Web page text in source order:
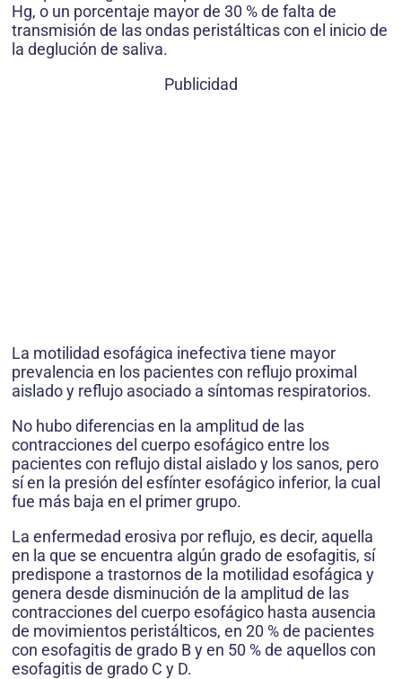
Hg, o un porcentaje mayor de 30 % de falta de
transmisión de las ondas peristálticas con el inicio de
la deglución de saliva.
Publicidad
La motilidad esofágica inefectiva tiene mayor
prevalencia en los pacientes con reflujo proximal
aislado y reflujo asociado a síntomas respiratorios.
No hubo diferencias en la amplitud de las
contracciones del cuerpo esofágico entre los
pacientes con reflujo distal aislado y los sanos, pero
sí en la presión del esfínter esofágico inferior, la cual
fue más baja en el primer grupo.
La enfermedad erosiva por reflujo, es decir, aquella
en la que se encuentra algún grado de esofagitis, sí
predispone a trastornos de la motilidad esofágica y
genera desde disminución de la amplitud de las
contracciones del cuerpo esofágico hasta ausencia
de movimientos peristálticos, en 20 % de pacientes
con esofagitis de grado B y en 50 % de aquellos con
esofagitis de grado C y D.